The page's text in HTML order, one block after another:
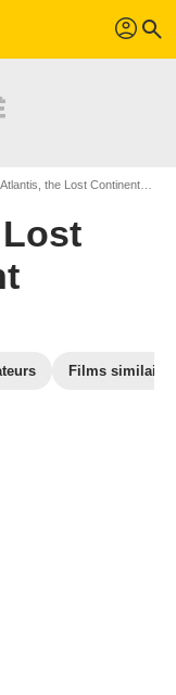
profil search
Atlantis, the Lost Continent
Films similaires